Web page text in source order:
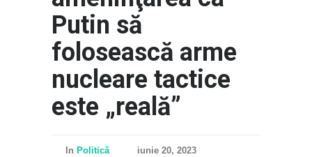
Putin să
folosească arme
nucleare tactice
este „reală”
In Politică
iunie 20, 2023